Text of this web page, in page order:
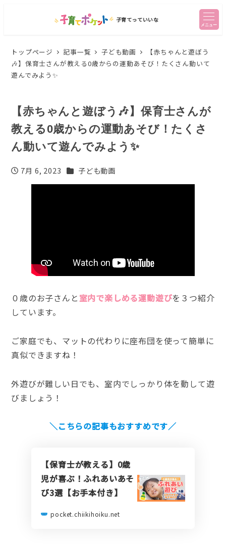
子育てっていいな
メニュー
トップページ 記事一覧 子ども動画
【赤ちゃんと遊ぼう
🎶】保育士さんが教える0歳からの運動あそび！たくさん動いて
遊んでみよう✨
【赤ちゃんと遊ぼう🎶】保育士さんが
教える0歳からの運動あそび！たくさ
ん動いて遊んでみよう✨
投稿日
7月 6, 2023 カテゴリー
子ども動画
０歳のお子さんと室内で楽しめる運動遊びを３つ紹介
しています。
ご家庭でも、マットの代わりに座布団を使って簡単に
真似できますね！
外遊びが難しい日でも、室内でしっかり体を動して遊
びましょう！
＼こちらの記事もおすすめです／
【保育士が教える】0歳
児が喜ぶ！ふれあいあそ
び3選【お手本付き】
pocket.chiikihoiku.net